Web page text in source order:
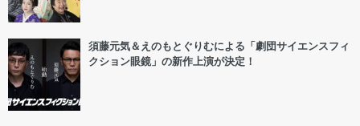
須藤元気＆えのもとぐりむによる「劇団サイエンスフィ
クション眼鏡」の新作上演が決定！